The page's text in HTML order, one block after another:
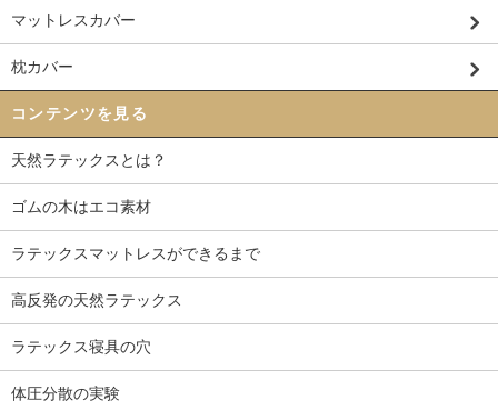
マットレスカバー
枕カバー
コンテンツを見る
天然ラテックスとは？
ゴムの木はエコ素材
ラテックスマットレスができるまで
高反発の天然ラテックス
ラテックス寝具の穴
体圧分散の実験